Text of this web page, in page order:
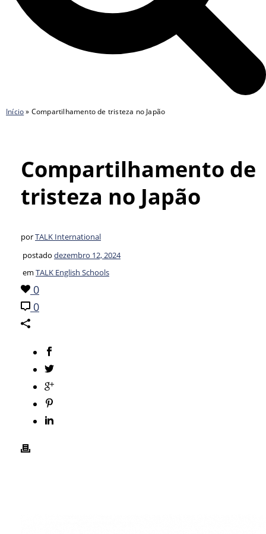
Início» Compartilhamento de tristeza no Japão
Compartilhamento de
tristeza no Japão
porTALK International
postado dezembro 12, 2024
em TALK English Schools
0
0